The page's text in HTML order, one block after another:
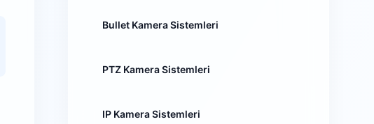
Bullet Kamera Sistemleri
PTZ Kamera Sistemleri
IP Kamera Sistemleri